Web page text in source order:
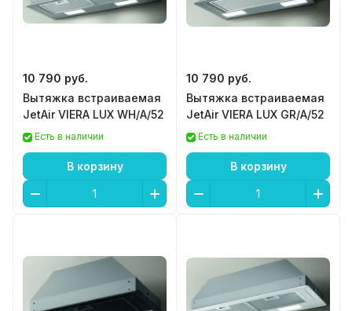
10 790 руб.
Вытяжка встраиваемая
JetAir VIERA LUX WH/A/52
Есть в наличии
В корзину
10 790 руб.
Вытяжка встраиваемая
JetAir VIERA LUX GR/A/52
Есть в наличии
В корзину